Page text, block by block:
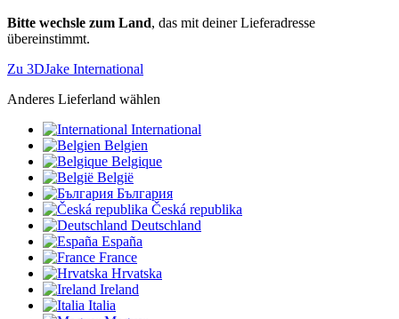
Bitte wechsle zum Land, das mit deiner Lieferadresse
übereinstimmt.
Zu 3DJake International
Anderes Lieferland wählen
International
Belgien
Belgique
België
България
Česká republika
Deutschland
España
France
Hrvatska
Ireland
Italia